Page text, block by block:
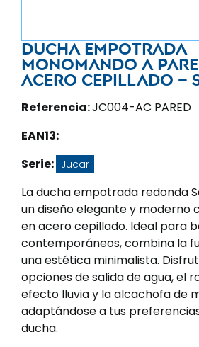
Ducha empotrada
monomando a
acero cepillado –
Referencia:JC004-AC PARED
EAN13:
Serie: Jucar
La ducha empotrada redonda
un diseño elegante y moderno
en acero cepillado. Ideal para
contemporáneos, combina la
una estética minimalista.
opciones de salida de agua, el
efecto lluvia y la alcachofa de
adaptándose a tus
ducha.